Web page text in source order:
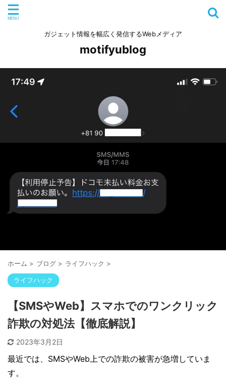
ガジェット情報を幅広く発信するWebメディア
motifyublog
ホーム > ブログ > ライフハック >
ライフハック
【SMSやWeb】スマホでのワンクリック
詐欺の対処法【徹底解説】
2023年3月2日
最近では、SMSやWeb上での詐欺の被害が急増していま
す。